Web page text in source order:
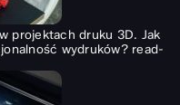
projektach druku 3D. Jak
wydruków? read-